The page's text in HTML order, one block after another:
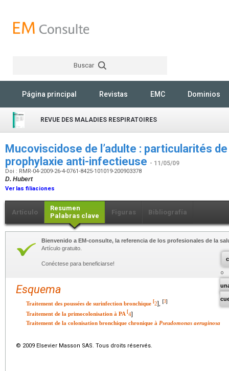
Buscar
Página principal Revistas EMC Dominios
REVUE DES MALADIES RESPIRATOIRES
Mucoviscidose de l’adulte : particularités
prophylaxie anti-infectieuse - 11/05/09
Doi : RMR-04-2009-26-4-0761-8425-101019-200903378
D. Hubert
Ver las filiaciones
Artículo
Resumen
Palabras clave
Figuras Bibliografía
Bienvenido a EM-consulte, la referencia de los profesionales de la
Artículo gratuito.
Conéctese para beneficiarse!
Esquema
Traitement des poussées de surinfection bronchique [2], [3]
Traitement de la primocolonisation à PA 4]
Traitement de la colonisation bronchique chronique à Pseudomonas aeruginosa
© 2009 Elsevier Masson SAS. Tous droits réservés.